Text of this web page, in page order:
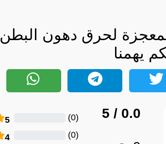
لحرق دهون البطن
يهمنا
0.0
/ 5
5 (
0
)
4 (
0
)